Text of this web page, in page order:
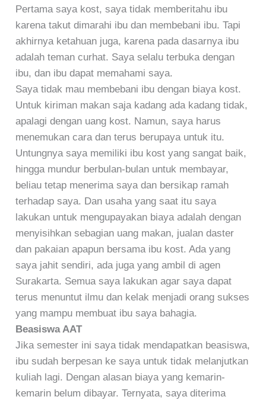
Pertama saya kost, saya tidak memberitahu ibu
karena takut dimarahi ibu dan membebani ibu. Tapi
akhirnya ketahuan juga, karena pada dasarnya ibu
adalah teman curhat. Saya selalu terbuka dengan
ibu, dan ibu dapat memahami saya.
Saya tidak mau membebani ibu dengan biaya kost.
Untuk kiriman makan saja kadang ada kadang tidak,
apalagi dengan uang kost. Namun, saya harus
menemukan cara dan terus berupaya untuk itu.
Untungnya saya memiliki ibu kost yang sangat baik,
hingga mundur berbulan-bulan untuk membayar,
beliau tetap menerima saya dan bersikap ramah
terhadap saya. Dan usaha yang saat itu saya
lakukan untuk mengupayakan biaya adalah dengan
menyisihkan sebagian uang makan, jualan daster
dan pakaian apapun bersama ibu kost. Ada yang
saya jahit sendiri, ada juga yang ambil di agen
Surakarta. Semua saya lakukan agar saya dapat
terus menuntut ilmu dan kelak menjadi orang sukses
yang mampu membuat ibu saya bahagia.
Beasiswa AAT
Jika semester ini saya tidak mendapatkan beasiswa,
ibu sudah berpesan ke saya untuk tidak melanjutkan
kuliah lagi. Dengan alasan biaya yang kemarin-
kemarin belum dibayar. Ternyata, saya diterima